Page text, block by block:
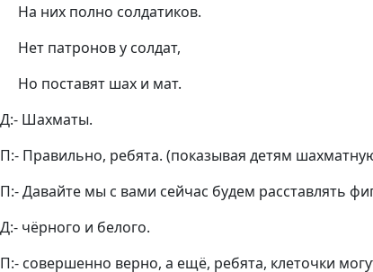
На них полно солдатиков.
Нет патронов у солдат,
Но поставят шах и мат.
Д:- Шахматы.
П:- Правильно, ребята. (показывая детям
П:- Давайте мы с вами сейчас будем расставлять
Д:- чёрного и белого.
П:- совершенно верно, а ещё, ребята, клеточки